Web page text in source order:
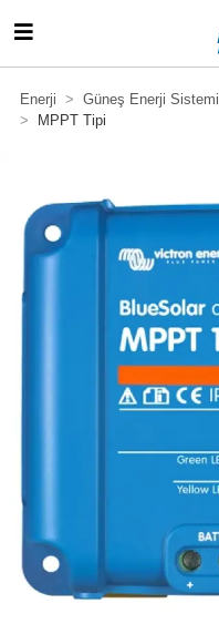
Enerji Güneş Enerji Sistemi
MPPT Tipi